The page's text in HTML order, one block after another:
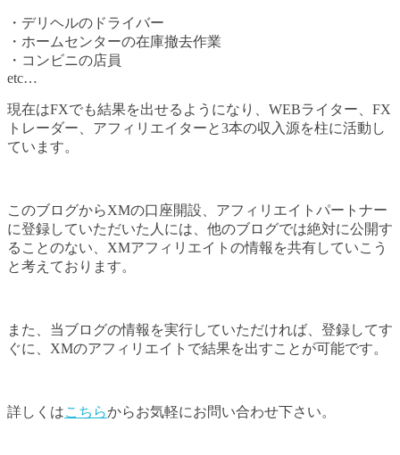
・デリヘルのドライバー
・ホームセンターの在庫撤去作業
・コンビニの店員
etc…
現在はFXでも結果を出せるようになり、WEBライター、FX
トレーダー、アフィリエイターと3本の収入源を柱に活動し
ています。
このブログからXMの口座開設、アフィリエイトパートナー
に登録していただいた人には、他のブログでは絶対に公開す
ることのない、XMアフィリエイトの情報を共有していこう
と考えております。
また、当ブログの情報を実行していただければ、登録してす
ぐに、XMのアフィリエイトで結果を出すことが可能です。
詳しくはこちらからお気軽にお問い合わせ下さい。